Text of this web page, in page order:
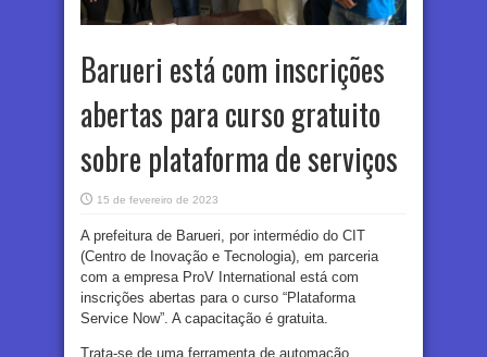
Barueri está com inscrições
abertas para curso gratuito
sobre plataforma de serviços
15 de fevereiro de 2023
A prefeitura de Barueri, por intermédio do CIT
(Centro de Inovação e Tecnologia), em parceria
com a empresa ProV International está com
inscrições abertas para o curso “Plataforma
Service Now”. A capacitação é gratuita.
Trata-se de uma ferramenta de automação